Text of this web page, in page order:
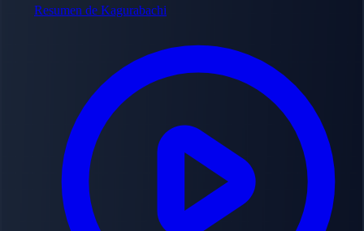
Resumen de Kagurabachi